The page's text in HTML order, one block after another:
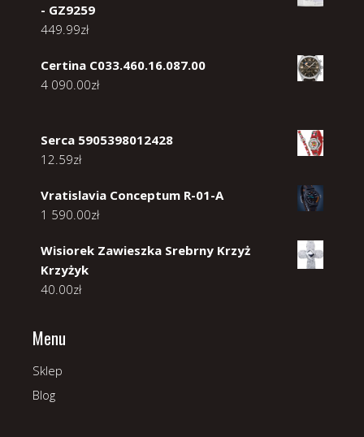
- GZ9259
449.99zł
Certina C033.460.16.087.00
4 090.00zł
Serca 5905398012428
12.59zł
Vratislavia Conceptum R-01-A
1 590.00zł
Wisiorek Zawieszka Srebrny Krzyż
Krzyżyk
40.00zł
Menu
Sklep
Blog